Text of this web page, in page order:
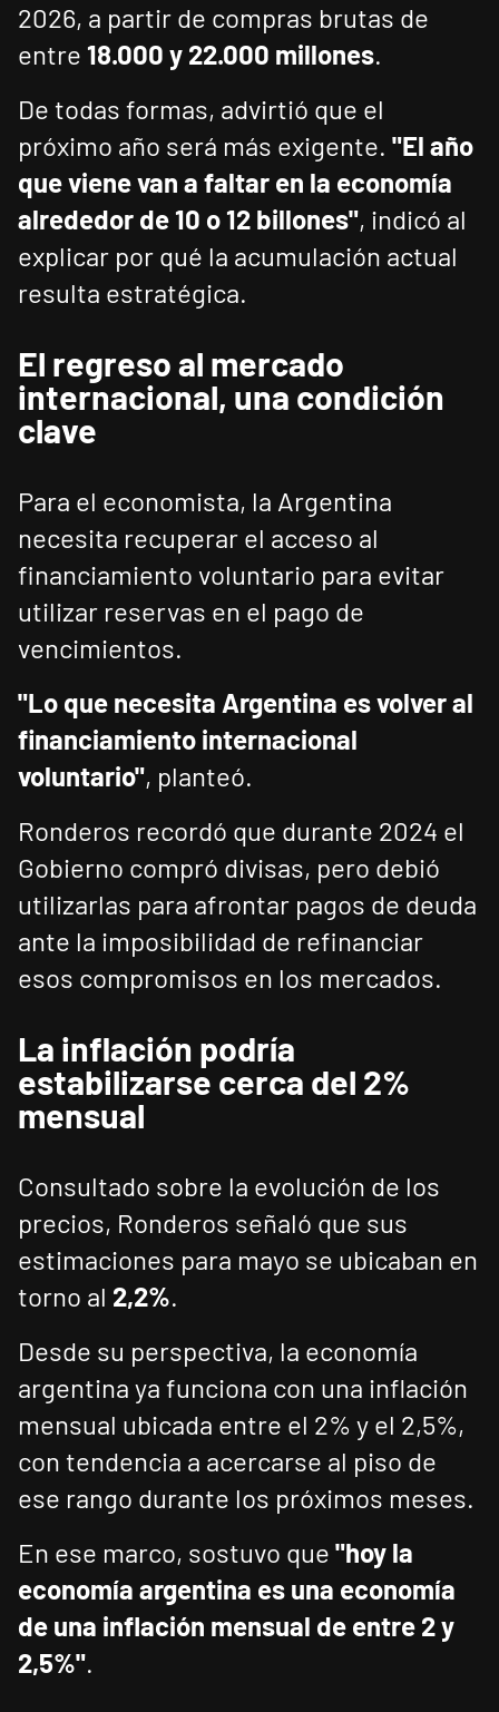
2026, a partir de compras brutas de
entre 18.000 y 22.000 millones.
De todas formas, advirtió que el
próximo año será más exigente. "El año
que viene van a faltar en la economía
alrededor de 10 o 12 billones", indicó al
explicar por qué la acumulación actual
resulta estratégica.
El regreso al mercado
internacional, una condición
clave
Para el economista, la Argentina
necesita recuperar el acceso al
financiamiento voluntario para evitar
utilizar reservas en el pago de
vencimientos.
"Lo que necesita Argentina es volver al
financiamiento internacional
voluntario", planteó.
Ronderos recordó que durante 2024 el
Gobierno compró divisas, pero debió
utilizarlas para afrontar pagos de deuda
ante la imposibilidad de refinanciar
esos compromisos en los mercados.
La inflación podría
estabilizarse cerca del 2%
mensual
Consultado sobre la evolución de los
precios, Ronderos señaló que sus
estimaciones para mayo se ubicaban en
torno al 2,2%.
Desde su perspectiva, la economía
argentina ya funciona con una inflación
mensual ubicada entre el 2% y el 2,5%,
con tendencia a acercarse al piso de
ese rango durante los próximos meses.
En ese marco, sostuvo que "hoy la
economía argentina es una economía
de una inflación mensual de entre 2 y
2,5%".